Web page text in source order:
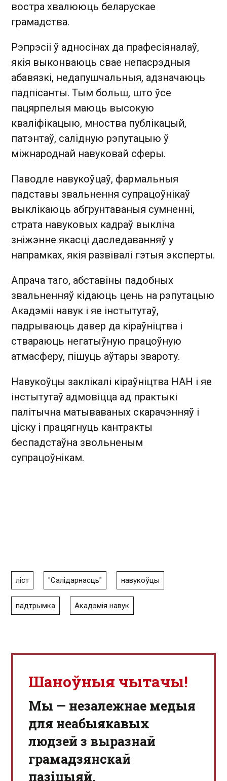
востра хвалююць беларускае
грамадства.
Рэпрэсіі ў адносінах да прафесіяналаў,
якія выконваюць свае непасрэдныя
абавязкі, недапушчальныя, адзначаюць
падпісанты. Тым больш, што ўсе
пацярпелыя маюць высокую
кваліфікацыю, мноства публікацый,
патэнтаў, салідную рэпутацыю ў
міжнароднай навуковай сферы.
Паводле навукоўцаў, фармальныя
падставы звальнення супрацоўнікаў
выклікаюць абгрунтаваныя сумненні,
страта навуковых кадраў выкліча
зніжэнне якасці даследаванняў у
напрамках, якія развівалі гэтыя эксперты.
Апрача таго, абставіны падобных
звальненняў кідаюць цень на рэпутацыю
Акадэміі навук і яе інстытутаў,
падрываюць давер да кіраўніцтва і
ствараюць негатыўную працоўную
атмасферу, пішуць аўтары звароту.
Навукоўцы заклікалі кіраўніцтва НАН і яе
інстытутаў адмовіцца ад практыкі
палітычна матываваных скарачэнняў і
ціску і працягнуць кантракты
беспадстаўна звольненым
супрацоўнікам.
ліст "Салідарнасць" навукоўцы
падтрымка Акадэмія навук
Шаноўныя чытачы!
Мы — незалежнае медыя
для неабыякавых
людзей з выразнай
грамадзянскай
пазіцыяй.